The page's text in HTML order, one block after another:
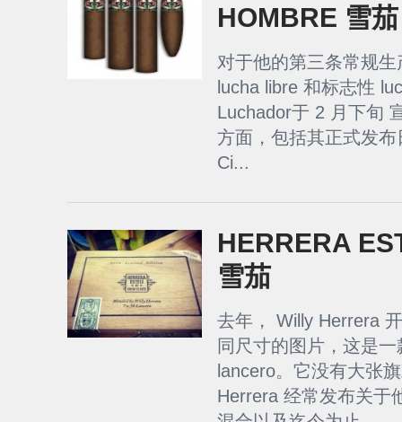
HOMBRE 雪茄
对于他的第三条常规
lucha libre 和标志性
Luchador于 2 月下旬
方面，包括其正式发
Ci...
HERRERA
雪茄
去年， Willy Herrera
同尺寸的图片，这是
lancero。它没有大张
Herrera 经常发布关于